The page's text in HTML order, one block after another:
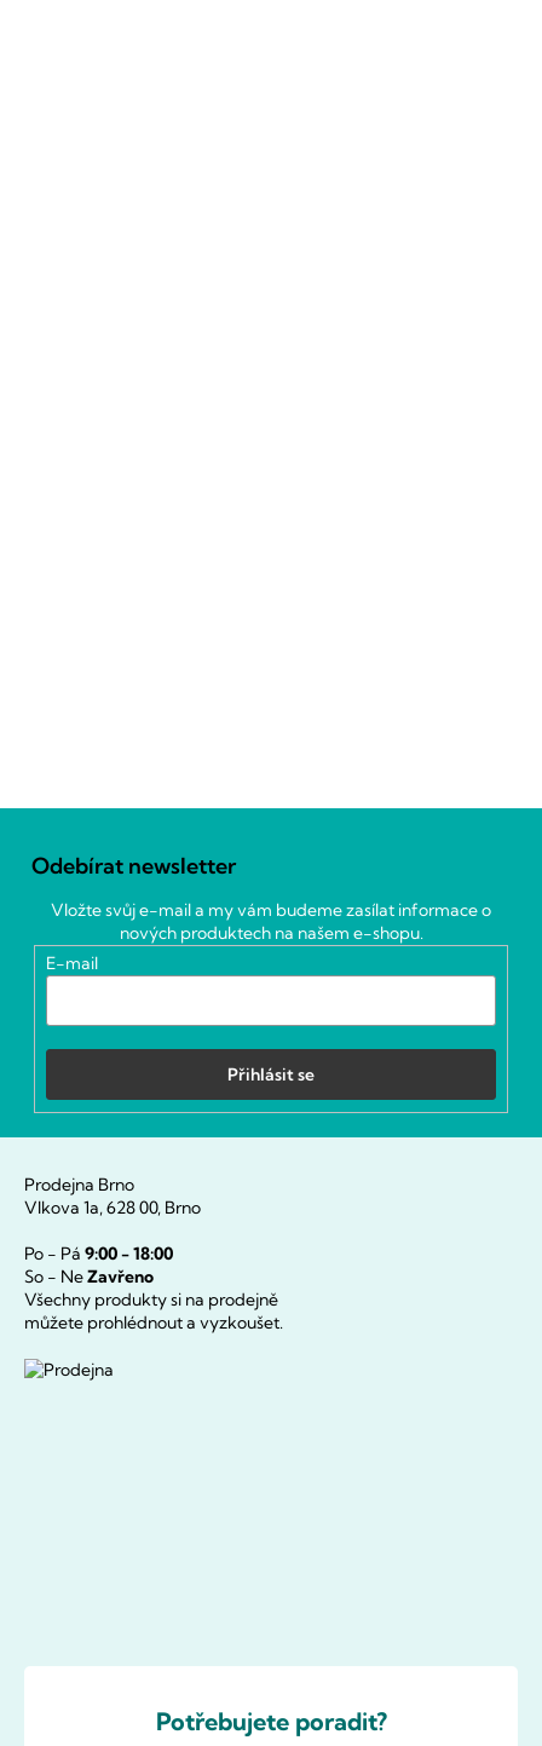
Odebírat newsletter
Vložte svůj e-mail a my vám budeme zasílat informace o
nových produktech na našem e-shopu.
E-mail
Přihlásit se
Prodejna Brno
Vlkova 1a, 628 00, Brno
Po - Pá 9:00 - 18:00
So - NeZavřeno
Všechny produkty si na prodejně
můžete prohlédnout a vyzkoušet.
Potřebujete poradit?